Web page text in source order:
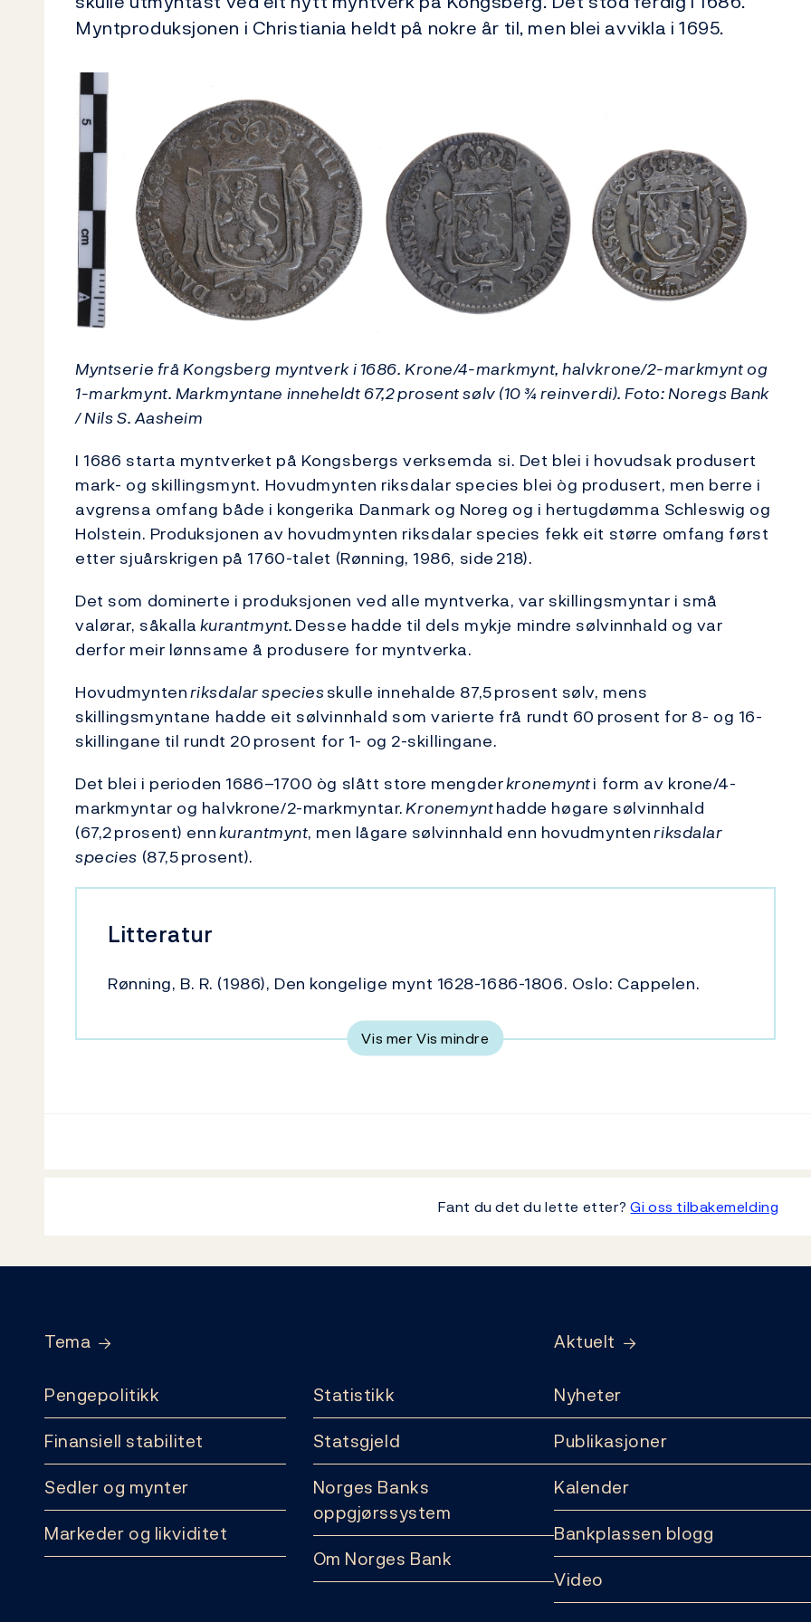
Myntproduksjonen i Christiania heldt på nokre år til, men blei avvikla i 1695.
Myntserie frå Kongsberg myntverk i 1686. Krone/4-markmynt, halvkrone/2-markmynt og
1-markmynt. Markmyntane inneheldt 67,2 prosent sølv (10 ¾ reinverdi). Foto: Noregs Bank
/ Nils S. Aasheim
I 1686 starta myntverket på Kongsbergs verksemda si. Det blei i hovudsak produsert
mark- og skillingsmynt. Hovudmynten riksdalar species blei òg produsert, men berre i
avgrensa omfang både i kongerika Danmark og Noreg og i hertugdømma Schleswig og
Holstein. Produksjonen av hovudmynten riksdalar species fekk eit større omfang først
etter sjuårskrigen på 1760-talet (Rønning, 1986, side 218).
Det som dominerte i produksjonen ved alle myntverka, var skillingsmyntar i små
valørar, såkallakurantmynt.Desse hadde til dels mykje mindre sølvinnhald og var
derfor meir lønnsame å produsere for myntverka.
Hovudmyntenriksdalar speciesskulle innehalde 87,5 prosent sølv, mens
skillingsmyntane hadde eit sølvinnhald som varierte frå rundt 60 prosent for 8- og 16-
skillingane til rundt 20 prosent for 1- og 2-skillingane.
Det blei i perioden 1686–1700 òg slått store mengderkronemynti form av krone/4-
markmyntar og halvkrone/2-markmyntar.Kronemynthadde høgare sølvinnhald
(67,2 prosent) ennkurantmynt, men lågare sølvinnhald enn hovudmyntenriksdalar
species (87,5 prosent).
Litteratur
Rønning, B. R. (1986), Den kongelige mynt 1628-1686-1806. Oslo: Cappelen.
Vis merVis mindre
Fant du det du lette etter?Gi oss tilbakemelding
Tema
Pengepolitikk
Finansiell stabilitet
Sedler og mynter
Markeder og likviditet
Statistikk
Statsgjeld
Norges Banks
oppgjørssystem
Om Norges Bank
Aktuelt
Nyheter
Publikasjoner
Kalender
Bankplassen blogg
Video